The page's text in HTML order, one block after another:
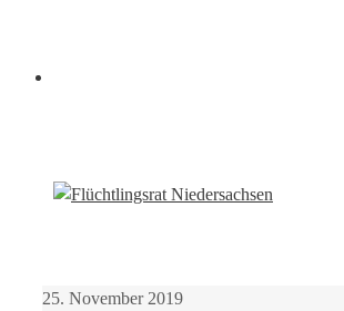
25. November 2019